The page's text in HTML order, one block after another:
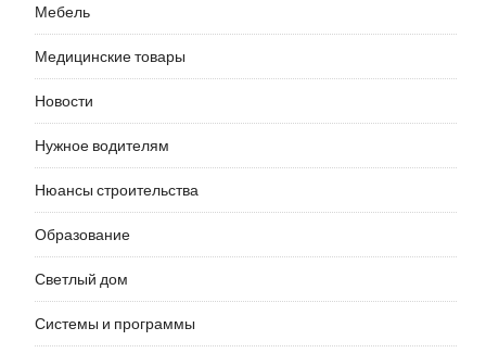
Мебель
Медицинские товары
Новости
Нужное водителям
Нюансы строительства
Образование
Светлый дом
Системы и программы